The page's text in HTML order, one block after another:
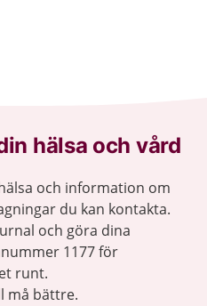
hälsa och vård
och information om
du kan kontakta.
och göra dina
1177 för
runt.
må bättre.